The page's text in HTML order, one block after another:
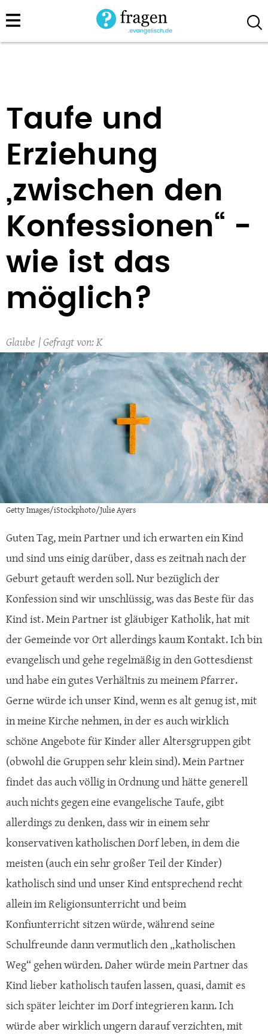
Direkt
zum
Taufe und
Erziehung
„zwischen den
Konfessionen“ -
wie ist das
möglich?
Glaube K
Getty Images/iStockphoto/Julie Ayers
Guten Tag, mein Partner und ich erwarten ein Kind
und sind uns einig darüber, dass es zeitnah nach der
Geburt getauft werden soll. Nur bezüglich der
Konfession sind wir unschlüssig, was das Beste für das
Kind ist. Mein Partner ist gläubiger Katholik, hat mit
der Gemeinde vor Ort allerdings kaum Kontakt. Ich bin
evangelisch und gehe regelmäßig in den Gottesdienst
und habe ein gutes Verhältnis zu meinem Pfarrer.
Gerne würde ich unser Kind, wenn es alt genug ist, mit
in meine Kirche nehmen, in der es auch wirklich
schöne Angebote für Kinder aller Altersgruppen gibt
(obwohl die Gruppen sehr klein sind). Mein Partner
findet das auch völlig in Ordnung und hätte generell
auch nichts gegen eine evangelische Taufe, gibt
allerdings zu denken, dass wir in einem sehr
konservativen katholischen Dorf leben, in dem die
meisten (auch ein sehr großer Teil der Kinder)
katholisch sind und unser Kind entsprechend recht
allein im Religionsunterricht und beim
Konfiunterricht sitzen würde, während seine
Schulfreunde dann vermutlich den „katholischen
Weg“ gehen würden. Daher würde mein Partner das
Kind lieber katholisch taufen lassen, quasi, damit es
sich später leichter im Dorf integrieren kann. Ich
würde aber wirklich ungern darauf verzichten, mit